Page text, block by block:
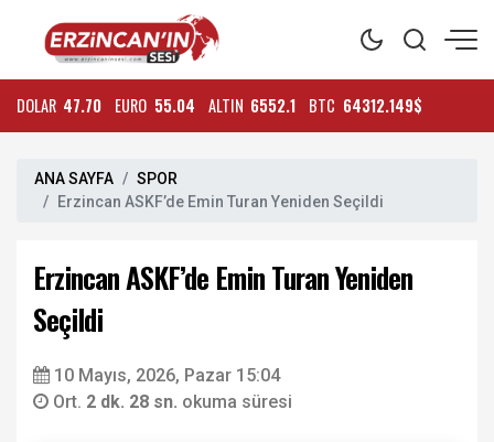
DOLAR 47.70 EURO 55.04 ALTIN 6552.1 BTC 64312.149$
ANA SAYFA
SPOR
Erzincan ASKF’de Emin Turan Yeniden Seçildi
Erzincan ASKF’de Emin Turan Yeniden
Seçildi
10 Mayıs, 2026, Pazar 15:04
Ort. 2 dk. 28 sn. okuma süresi